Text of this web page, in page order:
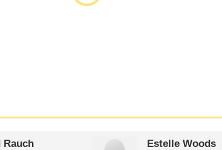
Rauch
Estelle Woods